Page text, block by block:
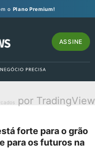
o Plano Premium!
ASSINE
por TradingView
forte para o grão
para os futuros na